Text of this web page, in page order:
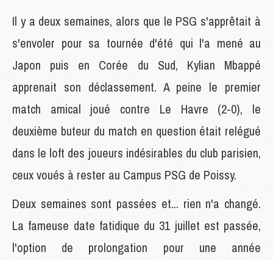
Il y a deux semaines, alors que le PSG s'apprêtait à
s'envoler pour sa tournée d'été qui l'a mené au
Japon puis en Corée du Sud, Kylian Mbappé
apprenait son déclassement. A peine le premier
match amical joué contre Le Havre (2-0), le
deuxième buteur du match en question était relégué
dans le loft des joueurs indésirables du club parisien,
ceux voués à rester au Campus PSG de Poissy.
Deux semaines sont passées et... rien n'a changé.
La fameuse date fatidique du 31 juillet est passée,
l'option de prolongation pour une année